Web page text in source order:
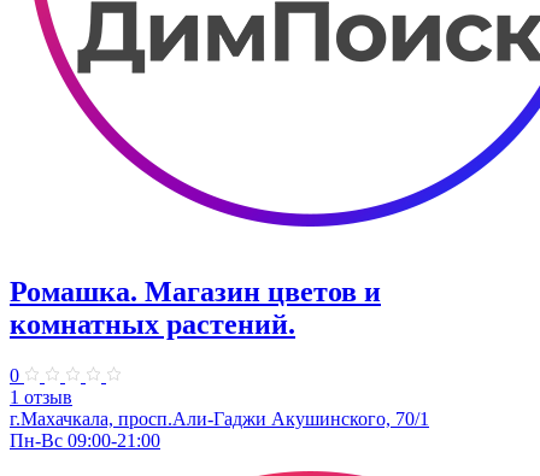
Ромашка. Магазин цветов и
комнатных растений.
0
1 отзыв
г.Махачкала, просп.Али-Гаджи Акушинского, 70/1
Пн-Вс 09:00-21:00